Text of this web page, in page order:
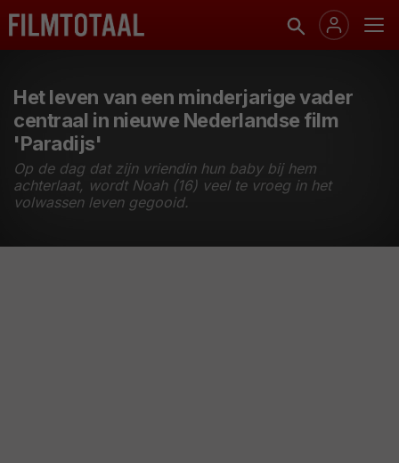
Het leven van een minderjarige vader
centraal in nieuwe Nederlandse film
'Paradijs'
Op de dag dat zijn vriendin hun baby bij hem
achterlaat, wordt Noah (16) veel te vroeg in het
volwassen leven gegooid.